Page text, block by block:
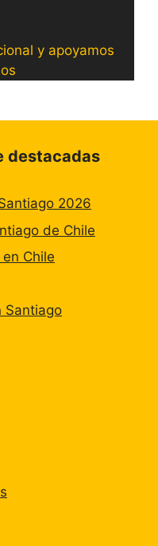
y apoyamos
destacadas
2026
de Chile
Chile
Santiago